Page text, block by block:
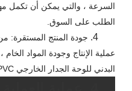
السرعة ، والتي يمكن أن تكمل
الطلب على السوق.
4. جودة المنتج المستقرة:
عملية الإنتاج وجودة المواد الخام
البدني للوحة الجدار الخارجي PVC.